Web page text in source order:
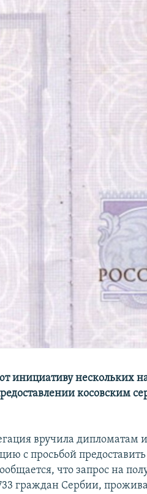
инициативу нескольких
косовским
вручила дипломатам
с просьбой
что запрос на
граждан Сербии,